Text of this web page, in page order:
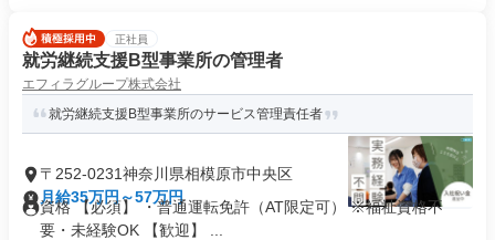
正社員
就労継続支援B型事業所の管理者
エフィラグループ株式会社
就労継続支援B型事業所のサービス管理責任者
〒252-0231神奈川県相模原市中央区
月給35万円～57万円
資格 【必須】 ・普通運転免許（AT限定可） ※福祉資格不
要・未経験OK 【歓迎】 ...